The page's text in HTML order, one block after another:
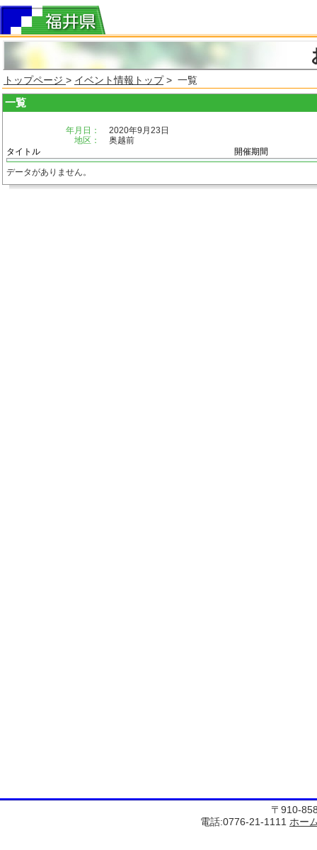
トップページ > イベント情報トップ> 一覧
一覧
年月日：
2020年9月23日
地区：
奥越前
タイトル
開催期間
データがありません。
〒910-
電話:0776-21-1111 ホー